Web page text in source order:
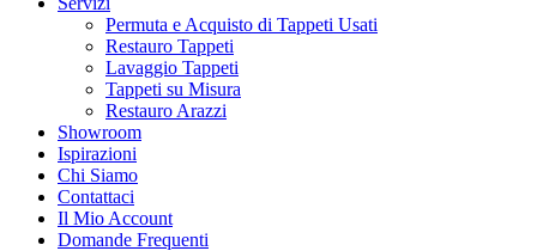
Permuta e Acquisto di Tappeti Usati
Restauro Tappeti
Lavaggio Tappeti
Tappeti su Misura
Restauro Arazzi
Showroom
Ispirazioni
Chi Siamo
Contattaci
Il Mio Account
Domande Frequenti